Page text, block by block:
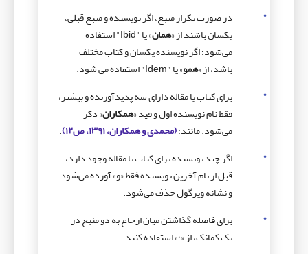
در صورت تکرار منبع، اگر نویسنده و منبع قبلی،
یکسان باشند از «همان
» یا "Ibid" استفاده
می‌شود؛ اگر نویسنده یکسان و کتاب مختلف
باشد، از «همو» یا "Idem" استفاده می‌ شود.
برای کتاب یا مقاله دارای سه پدیدآورنده و بیشتر،
فقط نام نویسنده اول و قید «همکاران» ذکر
می‌شود. مانند:(محمدی و همکاران، ۱۳۹۱، ص۱۲)
.
اگر چند نویسنده برای کتاب یا مقاله وجود دارد،
قبل از نام آخرین نویسنده فقط «و» آورده می‌شود
و نشانه ویرگول حذف می‌شود.
برای فاصله گذاشتن میان ارجاع به دو منبع در
یک کمانک، از «؛» استفاده کنید.